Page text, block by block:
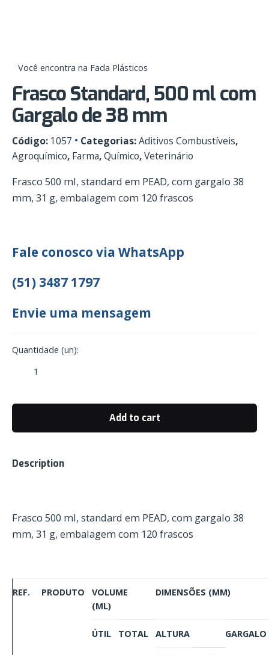
Você encontra na Fada Plásticos
Frasco Standard, 500 ml com
Gargalo de 38 mm
Código: 1057 Categorias:Aditivos Combustíveis,
Agroquímico, Farma,Químico,Veterinário
Frasco 500 ml, standard em PEAD, com gargalo 38
mm, 31 g, embalagem com 120 frascos
Fale conosco via WhatsApp
(51) 3487 1797
Envie uma mensagem
Quantidade (un):
Frasco
ml
38
Add to cart
Description
Frasco 500 ml, standard em PEAD, com gargalo 38
mm, 31 g, embalagem com 120 frascos
REF. PRODUTO
VOLUME
(ML)
DIMENSÕES (MM)
ÚTIL TOTAL ALTURA GARGALO